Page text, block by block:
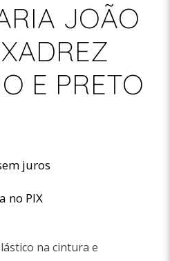
JOÃO
E PRETO
juros
no PIX
na cintura e